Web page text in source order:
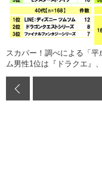
スカパー！調べによる「
ム男性1位は『ドラクエ』